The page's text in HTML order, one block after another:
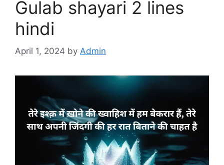
Gulab shayari 2 lines
hindi
April 1, 2024 by Admin